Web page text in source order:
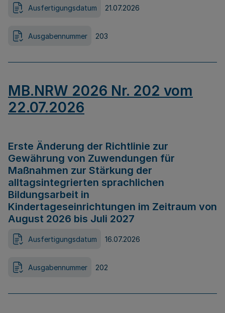
Ausfertigungsdatum 21.07.2026
Ausgabennummer 203
MB.NRW 2026 Nr. 202 vom
22.07.2026
Erste Änderung der Richtlinie zur
Gewährung von Zuwendungen für
Maßnahmen zur Stärkung der
alltagsintegrierten sprachlichen
Bildungsarbeit in
Kindertageseinrichtungen im Zeitraum von
August 2026 bis Juli 2027
Ausfertigungsdatum 16.07.2026
Ausgabennummer 202